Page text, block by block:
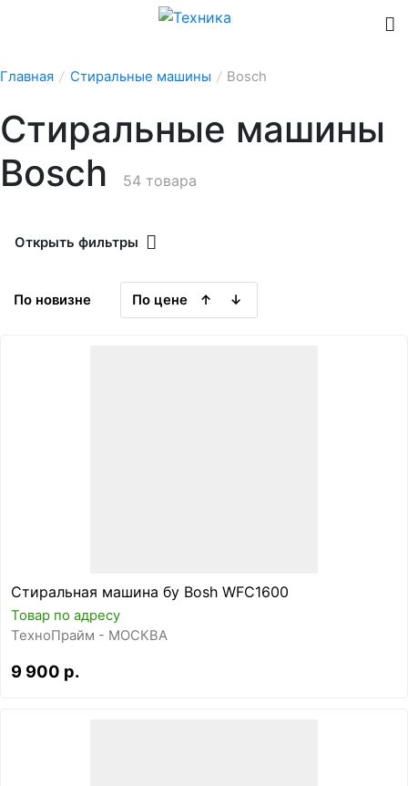
Главная / Стиральные машины / Bosch
Стиральные машины
Bosch
54 товара
Открыть фильтры
По новизне По цене ↑ ↓
Стиральная машина бу Bosh WFC1600
Товар по адресу
ТехноПрайм - МОСКВА
9 900 р.